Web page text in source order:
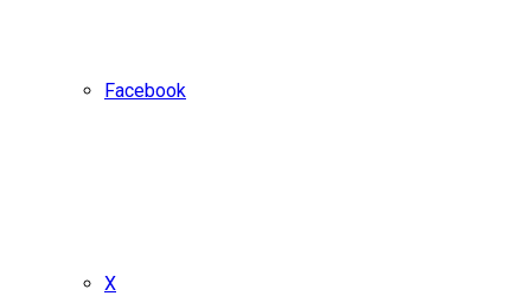
Facebook
X